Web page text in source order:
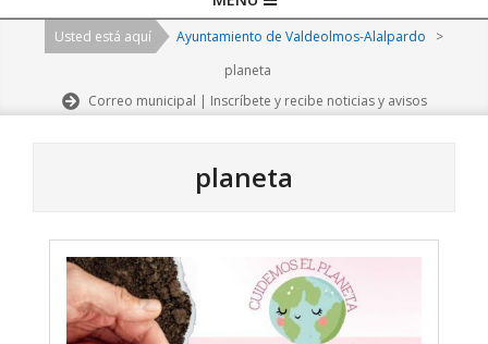
Navigation
Usted está aquí Ayuntamiento de Valdeolmos-Alalpardo
>
planeta
Correo municipal | Inscríbete y recibe noticias y avisos
planeta